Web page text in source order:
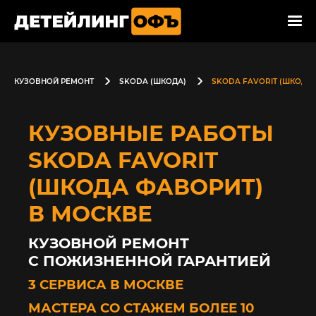
КУЗОВНОЙ РЕМОНТ SKODA (ШКОДА) SKODA FAVORIT
КУЗОВНЫЕ РАБОТЫ
SKODA FAVORIT
(ШКОДА ФАВОРИТ)
В МОСКВЕ
КУЗОВНОЙ РЕМОНТ
С ПОЖИЗНЕННОЙ ГАРАНТИЕЙ
3 СЕРВИСА В МОСКВЕ
МАСТЕРА СО СТАЖЕМ БОЛЕЕ 10